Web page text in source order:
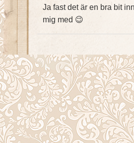
Ja fast det är en bra bit
mig med 😉